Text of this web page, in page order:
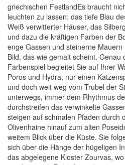
griechischen FestlandEs braucht
leuchten zu lassen: das tiefe Blau
Weiß verwitterter Häuser, das
und dazu die kräftigen Farben der
enge Gassen und steinerne
Bild, das wie gemalt scheint. Genau
Farbenspiel begleitet Sie auf Ihrer
Poros und Hydra, nur einen
und doch weit weg vom Trubel der
unterwegs, immer dem Rhythmus
durchstreifen das verwinkelte
steigen auf schmalen Pfaden durch
Olivenhaine hinauf zum alten
weitem Blick über die Küste. Sie
sich über die Hänge der hügeligen
das abgelegene Kloster Zourvas,